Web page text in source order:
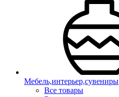
Мебель,интерьер,сувениры
Все товары